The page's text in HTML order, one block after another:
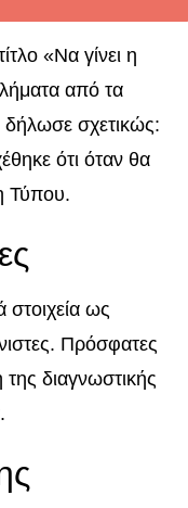
«Να γίνει η
από τα
δήλωσε σχετικώς:
ότι όταν θα
Τύπου.
στοιχεία ως
Πρόσφατες
διαγνωστικής